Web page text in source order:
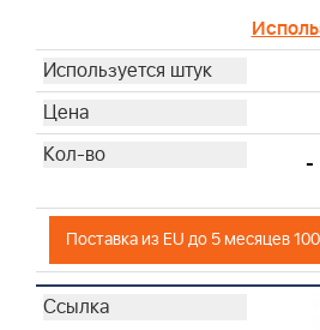
-
Поставка из EU до 5 месяцев